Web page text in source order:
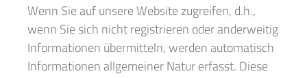
Wenn Sie auf unsere Website zugreifen, d.h.,
wenn Sie sich nicht registrieren oder anderweitig
Informationen übermitteln, werden automatisch
Informationen allgemeiner Natur erfasst. Diese